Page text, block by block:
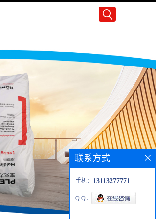
联系方式
手机： 13113277771
Q Q：